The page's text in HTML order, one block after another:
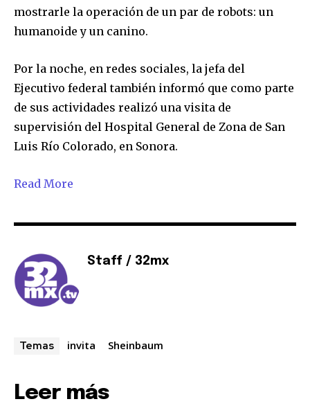
mostrarle la operación de un par de robots: un
humanoide y un canino.
Por la noche, en redes sociales, la jefa del
Ejecutivo federal también informó que como parte
de sus actividades realizó una visita de
supervisión del Hospital General de Zona de San
Luis Río Colorado, en Sonora.
Read More
Staff / 32mx
Temas invita Sheinbaum
Leer más